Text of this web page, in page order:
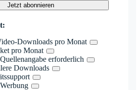
Jetzt abonnieren
Downloads pro Monat
pro Monat
erforderlich
Downloads